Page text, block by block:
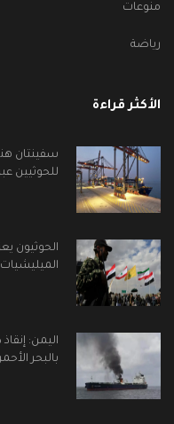
منوعات
رياضة
الأكثر قراءة
سفينتان
للحوثيين
الحوثيون
اليمن:
بالبحر الأحمر